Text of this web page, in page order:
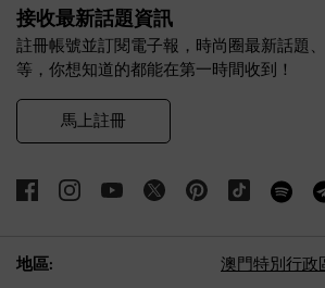
接收最新話題資訊
註冊帳號並訂閱電子報，時尚圈最新話題
等，你想知道的都能在第一時間收到！
馬上註冊
地區: 澳門特別行政